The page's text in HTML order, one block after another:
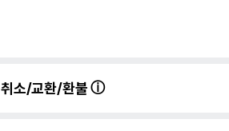
취소/교환/환불